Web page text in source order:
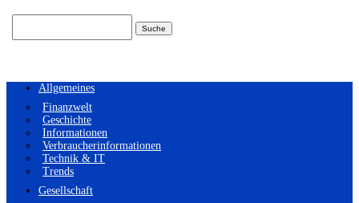
Allgemeines
Finanzwelt
Geschichte
Informationen
Verbraucherinformationen
Technik & IT
Trends
Gesellschaft